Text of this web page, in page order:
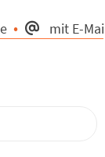
mit E-